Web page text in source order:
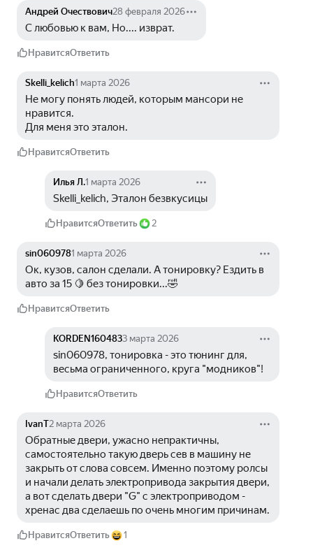
Андрей Очествович28 февраля 2026
С любовью к вам, Но.... изврат.
НравитсяОтветить
Skelli_kelich1 марта 2026
Не могу понять людей, которым мансори не
нравится.
Для меня это эталон.
НравитсяОтветить
Илья Л.1 марта 2026
Skelli_kelich, Эталон безвкусицы
НравитсяОтветить 2
sin0609781 марта 2026
Ок, кузов, салон сделали. А тонировку? Ездить в
авто за 15 🍋 без тонировки...🤣
НравитсяОтветить
KORDEN1604833 марта 2026
sin060978, тонировка - это тюнинг для,
весьма ограниченного, круга "модников"!
НравитсяОтветить
IvanT2 марта 2026
Обратные двери, ужасно непрактичны,
самостоятельно такую дверь сев в машину не
закрыть от слова совсем. Именно поэтому ролсы
и начали делать электропривода закрытия двери,
а вот сделать двери "G" с электроприводом -
хренас два сделаешь по очень многим причинам.
НравитсяОтветить 1